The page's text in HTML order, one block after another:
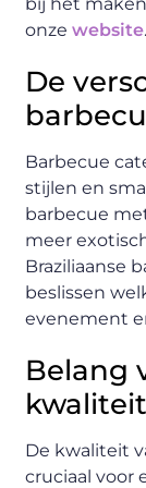
bij het
onzewebsite.
De
Barbecue
stijlen en
barbecue
meer
Braziliaanse
beslissen
evenement
Belang
De kwaliteit
cruciaal voor